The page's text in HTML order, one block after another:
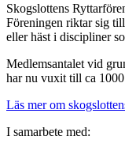
Skogslottens
Föreningen riktar sig
eller häst i discipliner
Medlemsantalet vid
har nu vuxit till ca 1000
Läs mer om
I samarbete med: